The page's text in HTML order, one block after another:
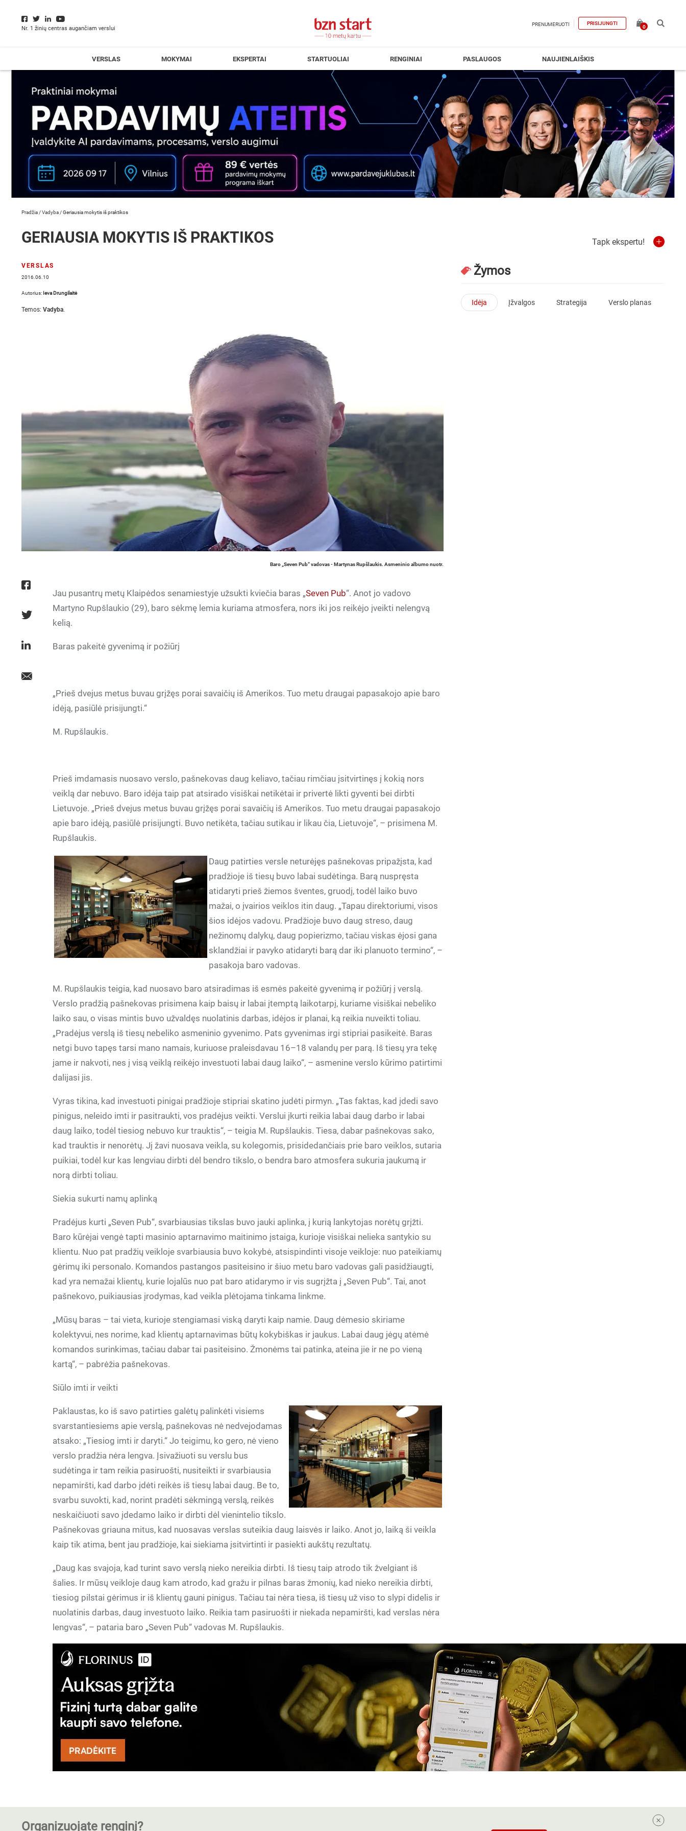
Nr. 1 žinių centras augančiam verslui
PRENUMERUOTI PRISIJUNGTI
0
VERSLAS MOKYMAI EKSPERTAI STARTUOLIAI RENGINIAI PASLAUGOS NAUJIENLAIŠKIS
Pradžia /Vadyba /Geriausia mokytis iš praktikos
GERIAUSIA MOKYTIS IŠ PRAKTIKOS
VERSLAS
2016.06.10
Autorius: Ieva Drungilaitė
Temos: Vadyba.
Baro „Seven Pub“ vadovas - Martynas Rupšlaukis. Asmeninio albumo nuotr.
Jau pusantrų metų Klaipėdos senamiestyje užsukti kviečia baras „Seven Pub“. Anot jo vadovo
Martyno Rupšlaukio (29), baro sėkmę lemia kuriama atmosfera, nors iki jos reikėjo įveikti nelengvą
kelią.
Baras pakeitė gyvenimą ir požiūrį
„Prieš dvejus metus buvau grįžęs porai savaičių iš Amerikos. Tuo metu draugai papasakojo apie baro
idėją, pasiūlė prisijungti.“
M. Rupšlaukis.
Prieš imdamasis nuosavo verslo, pašnekovas daug keliavo, tačiau rimčiau įsitvirtinęs į kokią nors
veiklą dar nebuvo. Baro idėja taip pat atsirado visiškai netikėtai ir privertė likti gyventi bei dirbti
Lietuvoje. „Prieš dvejus metus buvau grįžęs porai savaičių iš Amerikos. Tuo metu draugai papasakojo
apie baro idėją, pasiūlė prisijungti. Buvo netikėta, tačiau sutikau ir likau čia, Lietuvoje“, – prisimena M.
Rupšlaukis.
Daug patirties versle neturėjęs pašnekovas pripažįsta, kad
pradžioje iš tiesų buvo labai sudėtinga. Barą nuspręsta
atidaryti prieš žiemos šventes, gruodį, todėl laiko buvo
mažai, o įvairios veiklos itin daug. „Tapau direktoriumi, visos
šios idėjos vadovu. Pradžioje buvo daug streso, daug
nežinomų dalykų, daug popierizmo, tačiau viskas ėjosi gana
sklandžiai ir pavyko atidaryti barą dar iki planuoto termino“, –
pasakoja baro vadovas.
M. Rupšlaukis teigia, kad nuosavo baro atsiradimas iš esmės pakeitė gyvenimą ir požiūrį į verslą.
Verslo pradžią pašnekovas prisimena kaip baisų ir labai įtemptą laikotarpį, kuriame visiškai nebeliko
laiko sau, o visas mintis buvo užvaldęs nuolatinis darbas, idėjos ir planai, ką reikia nuveikti toliau.
„Pradėjus verslą iš tiesų nebeliko asmeninio gyvenimo. Pats gyvenimas irgi stipriai pasikeitė. Baras
netgi buvo tapęs tarsi mano namais, kuriuose praleisdavau 16–18 valandų per parą. Iš tiesų yra tekę
jame ir nakvoti, nes į visą veiklą reikėjo investuoti labai daug laiko“, – asmenine verslo kūrimo patirtimi
dalijasi jis.
Vyras tikina, kad investuoti pinigai pradžioje stipriai skatino judėti pirmyn. „Tas faktas, kad įdedi savo
pinigus, neleido imti ir pasitraukti, vos pradėjus veikti. Verslui įkurti reikia labai daug darbo ir labai
daug laiko, todėl tiesiog nebuvo kur trauktis“, – teigia M. Rupšlaukis. Tiesa, dabar pašnekovas sako,
kad trauktis ir nenorėtų. Jį žavi nuosava veikla, su kolegomis, prisidedančiais prie baro veiklos, sutaria
puikiai, todėl kur kas lengviau dirbti dėl bendro tikslo, o bendra baro atmosfera sukuria jaukumą ir
norą dirbti toliau.
Siekia sukurti namų aplinką
Pradėjus kurti „Seven Pub“, svarbiausias tikslas buvo jauki aplinka, į kurią lankytojas norėtų grįžti.
Baro kūrėjai vengė tapti masinio aptarnavimo maitinimo įstaiga, kurioje visiškai nelieka santykio su
klientu. Nuo pat pradžių veikloje svarbiausia buvo kokybė, atsispindinti visoje veikloje: nuo pateikiamų
gėrimų iki personalo. Komandos pastangos pasiteisino ir šiuo metu baro vadovas gali pasidžiaugti,
kad yra nemažai klientų, kurie lojalūs nuo pat baro atidarymo ir vis sugrįžta į „Seven Pub“. Tai, anot
pašnekovo, puikiausias įrodymas, kad veikla plėtojama tinkama linkme.
„Mūsų baras – tai vieta, kurioje stengiamasi viską daryti kaip namie. Daug dėmesio skiriame
kolektyvui, nes norime, kad klientų aptarnavimas būtų kokybiškas ir jaukus. Labai daug jėgų atėmė
komandos surinkimas, tačiau dabar tai pasiteisino. Žmonėms tai patinka, ateina jie ir ne po vieną
kartą“, – pabrėžia pašnekovas.
Siūlo imti ir veikti
Paklaustas, ko iš savo patirties galėtų palinkėti visiems
svarstantiesiems apie verslą, pašnekovas nė nedvejodamas
atsako: „Tiesiog imti ir daryti.“ Jo teigimu, ko gero, nė vieno
verslo pradžia nėra lengva. Įsivažiuoti su verslu bus
sudėtinga ir tam reikia pasiruošti, nusiteikti ir svarbiausia
nepamiršti, kad darbo įdėti reikės iš tiesų labai daug. Be to,
svarbu suvokti, kad, norint pradėti sėkmingą verslą, reikės
neskaičiuoti savo įdedamo laiko ir dirbti dėl vienintelio tikslo.
Pašnekovas griauna mitus, kad nuosavas verslas suteikia daug laisvės ir laiko. Anot jo, laiką ši veikla
kaip tik atima, bent jau pradžioje, kai siekiama įsitvirtinti ir pasiekti aukštų rezultatų.
„Daug kas svajoja, kad turint savo verslą nieko nereikia dirbti. Iš tiesų taip atrodo tik žvelgiant iš
šalies. Ir mūsų veikloje daug kam atrodo, kad gražu ir pilnas baras žmonių, kad nieko nereikia dirbti,
tiesiog pilstai gėrimus ir iš klientų gauni pinigus. Tačiau tai nėra tiesa, iš tiesų už viso to slypi didelis ir
nuolatinis darbas, daug investuoto laiko. Reikia tam pasiruošti ir niekada nepamiršti, kad verslas nėra
lengvas“, – pataria baro „Seven Pub“ vadovas M. Rupšlaukis.
Tapk ekspertu!
Žymos
Idėja Įžvalgos Strategija Verslo planas
Organizuojate renginį?